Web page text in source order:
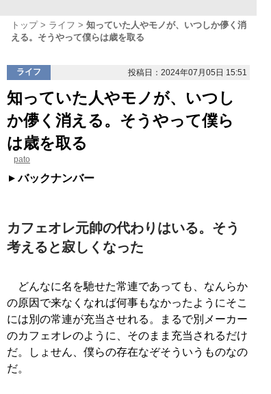
トップ ライフ
知っていた人やモノが、いつしか儚く消
える。そうやって僕らは歳を取る
ライフ 投稿日：2024年07月05日 15:51
知っていた人やモノが、いつし
か儚く消える。そうやって僕ら
は歳を取る
pato
バックナンバー
カフェオレ元帥の代わりはいる。そう
考えると寂しくなった
どんなに名を馳せた常連であっても、なんらか
の原因で来なくなれば何事もなかったようにそこ
には別の常連が充当させれる。まるで別メーカー
のカフェオレのように、そのまま充当されるだけ
だ。しょせん、僕らの存在なぞそういうものなの
だ。